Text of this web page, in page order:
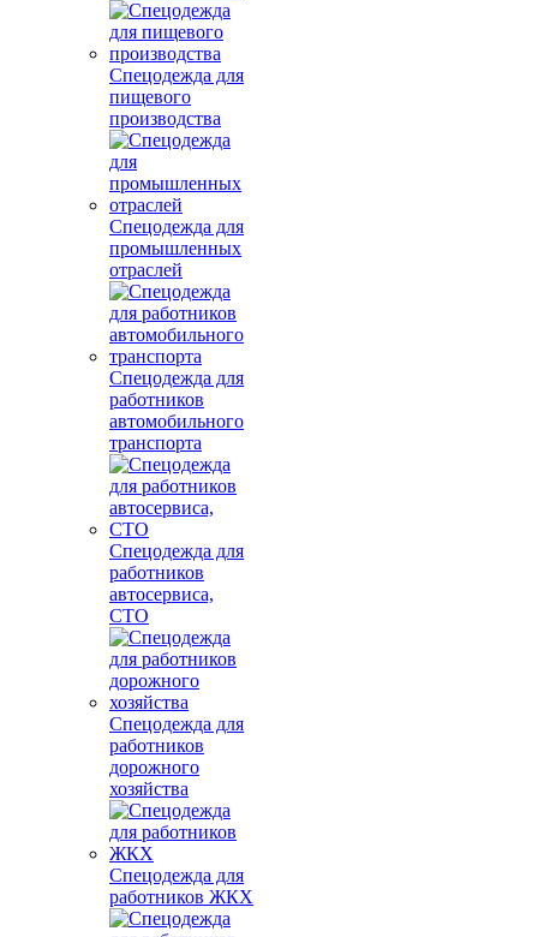
Спецодежда для
пищевого
производства
Спецодежда для
промышленных
отраслей
Спецодежда для
работников
автомобильного
транспорта
Спецодежда для
работников
автосервиса,
СТО
Спецодежда для
работников
дорожного
хозяйства
Спецодежда для
работников ЖКХ